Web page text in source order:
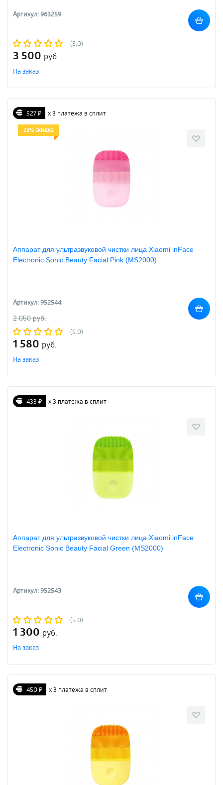
Артикул: 963259
(5.0)
3 500 руб.
На заказ
527 ₽ х 3 платежа в сплит
22% скидка
Аппарат для ультразвуковой чистки лица Xiaomi inFace
Electronic Sonic Beauty Facial Pink (MS2000)
Артикул: 952544
2 050 руб.
(5.0)
1 580 руб.
На заказ
433 ₽ х 3 платежа в сплит
Аппарат для ультразвуковой чистки лица Xiaomi inFace
Electronic Sonic Beauty Facial Green (MS2000)
Артикул: 952543
(5.0)
1 300 руб.
На заказ
450 ₽ х 3 платежа в сплит